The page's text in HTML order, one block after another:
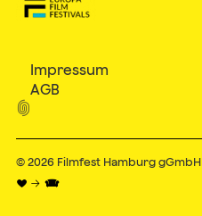
Impressum
AGB

© 2026 Filmfest Hamburg gGmbH
♥ → 